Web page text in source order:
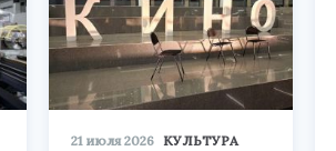
21 июля 2026 КУЛЬТУРА